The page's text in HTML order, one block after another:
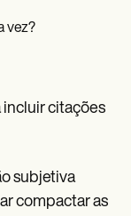
vez?
incluir citações
subjetiva
compactar as